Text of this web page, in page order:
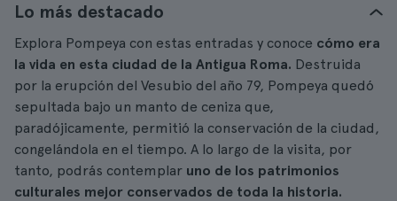
Lo más destacado
Explora Pompeya con estas entradas y conoce cómo era
la vida en esta ciudad de la Antigua Roma. Destruida
por la erupción del Vesubio del año 79, Pompeya quedó
sepultada bajo un manto de ceniza que,
paradójicamente, permitió la conservación de la ciudad,
congelándola en el tiempo. A lo largo de la visita, por
tanto, podrás contemplar uno de los patrimonios
culturales mejor conservados de toda la historia.